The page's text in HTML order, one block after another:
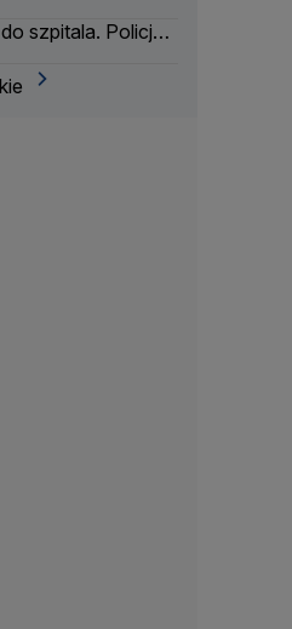
szpitala. Policja